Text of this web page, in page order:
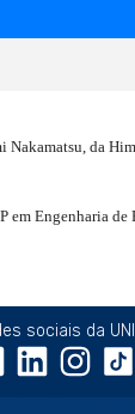
da
em Engenharia
sociais da